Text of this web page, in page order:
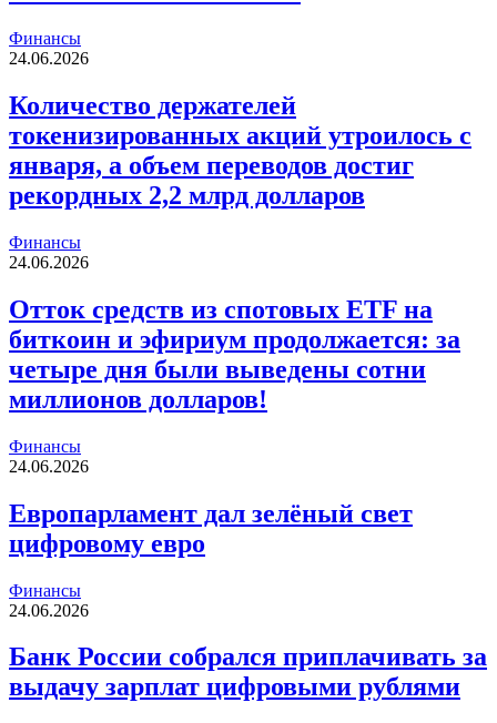
Финансы
24.06.2026
Количество держателей
токенизированных акций утроилось с
января, а объем переводов достиг
рекордных 2,2 млрд долларов
Финансы
24.06.2026
Отток средств из спотовых ETF на
биткоин и эфириум продолжается: за
четыре дня были выведены сотни
миллионов долларов!
Финансы
24.06.2026
Европарламент дал зелёный свет
цифровому евро
Финансы
24.06.2026
Банк России собрался приплачивать за
выдачу зарплат цифровыми рублями